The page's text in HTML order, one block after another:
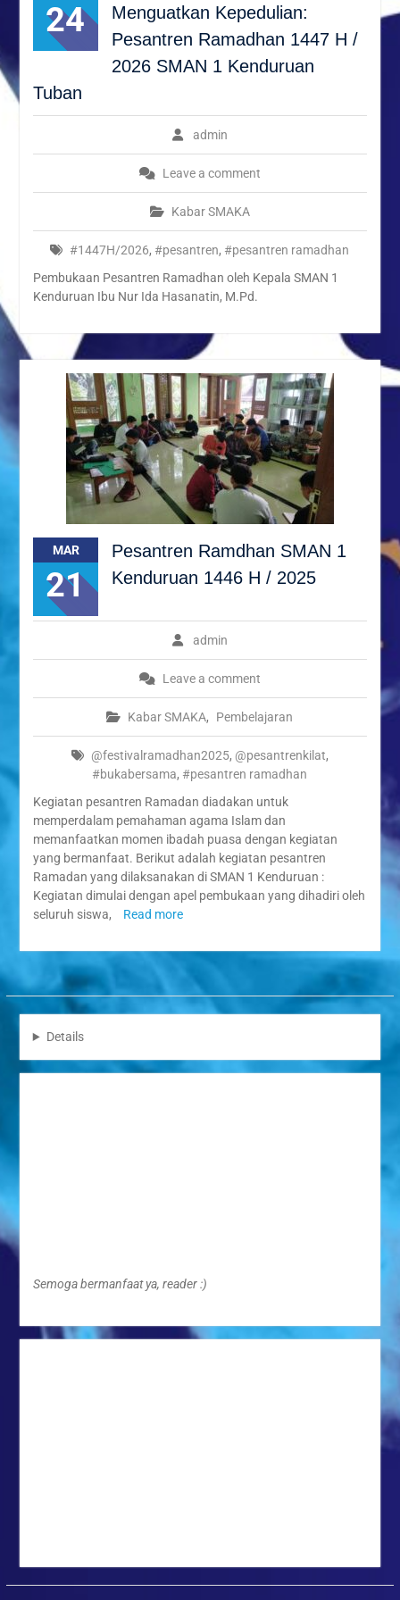
Kenduruan Angkat Tema
Kebersihan dan Ketertiban
Sekolah
“Syawal Menyatukan Hati:
Besar SMAN 1 Kenduruan
1447 H”
Festival Ramadan Double
Track SMAN 1 Kenduruan,
Latih Jiwa Wirausaha dan
Kreativitas Siswa
24
Menguatkan Kepedulian:
Pesantren Ramadhan 1447 H /
2026 SMAN 1 Kenduruan
Tuban
admin
Leave a comment
Kabar SMAKA
#1447H/2026, #pesantren, #pesantren ramadhan
Pembukaan Pesantren Ramadhan oleh Kepala SMAN 1
Kenduruan Ibu Nur Ida Hasanatin, M.Pd.
MAR
21
Pesantren Ramdhan SMAN 1
Kenduruan 1446 H / 2025
admin
Leave a comment
Kabar SMAKA, Pembelajaran
@festivalramadhan2025, @pesantrenkilat,
#bukabersama, #pesantren ramadhan
Kegiatan pesantren Ramadan diadakan untuk
memperdalam pemahaman agama Islam dan
memanfaatkan momen ibadah puasa dengan kegiatan
yang bermanfaat. Berikut adalah kegiatan pesantren
Ramadan yang dilaksanakan di SMAN 1 Kenduruan :
Kegiatan dimulai dengan apel pembukaan yang dihadiri oleh
seluruh siswa,
Read more
Details
Semoga bermanfaat ya, reader :)